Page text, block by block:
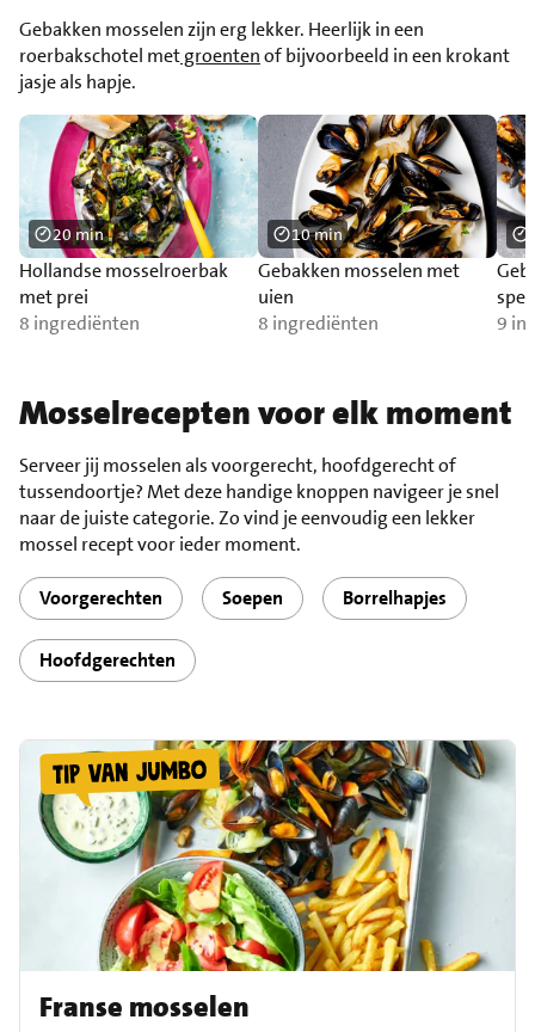
Gebakken mosselen zijn erg lekker. Heerlijk in een
roerbakschotel metgroentenof bijvoorbeeld in een krokant
jasje als hapje.
Hollandse mosselroerbak
met prei
8 ingrediënten
20 min
Gebakken mosselen met
uien
8 ingrediënten
10 min
spek
9
Mosselrecepten voor elk moment
Serveer jij mosselen als voorgerecht, hoofdgerecht of
tussendoortje? Met deze handige knoppen navigeer je snel
naar de juiste categorie. Zo vind je eenvoudig een lekker
mossel recept voor ieder moment.
Voorgerechten Soepen Borrelhapjes
Hoofdgerechten
Franse mosselen